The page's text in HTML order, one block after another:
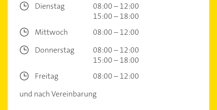
Dienstag
08:00 – 12:00
15:00 – 18:00
Mittwoch
08:00 – 12:00
Donnerstag
08:00 – 12:00
15:00 – 18:00
Freitag
08:00 – 12:00
und nach Vereinbarung